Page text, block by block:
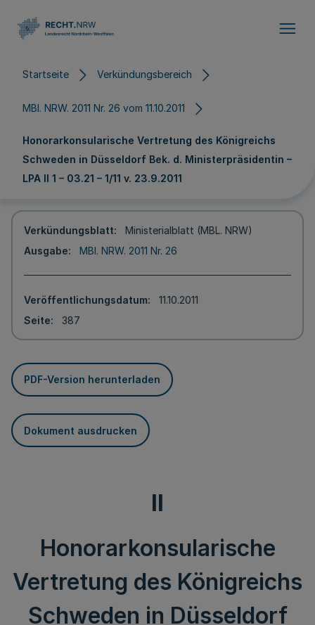
Startseite Verkündungsbereich
MBl. NRW. 2011 Nr. 26 vom 11.10.2011
Honorarkonsularische Vertretung des Königreichs
Schweden in Düsseldorf Bek. d. Ministerpräsidentin –
LPA II 1 – 03.21 – 1/11 v. 23.9.2011
Verkündungsblatt
Ministerialblatt (MBL. NRW)
Ausgabe
MBl. NRW. 2011 Nr. 26
Veröffentlichungsdatum
11.10.2011
Seite
387
PDF-Version herunterladen
Dokument ausdrucken
II
Honorarkonsularische
Vertretung des Königreichs
Schweden in Düsseldorf